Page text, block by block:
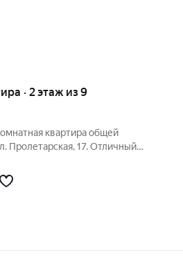
· 2 этаж из 9
квартира общей
Пролетарская, 17. Отличный